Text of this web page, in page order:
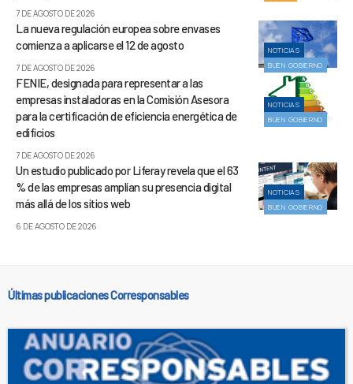
7 DE AGOSTO DE 2026
NOTICIAS
BUEN GOBIERNO
La nueva regulación europea sobre envases
comienza a aplicarse el 12 de agosto
7 DE AGOSTO DE 2026
NOTICIAS
BUEN GOBIERNO
FENIE, designada para representar a las
empresas instaladoras en la Comisión Asesora
para la certificación de eficiencia energética de
edificios
7 DE AGOSTO DE 2026
NOTICIAS
BUEN GOBIERNO
Un estudio publicado por Liferay revela que el 63
% de las empresas amplían su presencia digital
más allá de los sitios web
6 DE AGOSTO DE 2026
Últimas publicaciones Corresponsables